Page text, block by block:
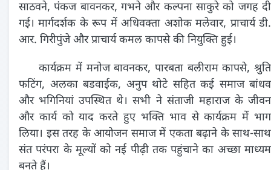
साठवने, पंकज बावनकर, गभने और कल्पना साकुरे को जगह दी
गई। मार्गदर्शक के रूप में अधिवक्ता अशोक मलेवार, प्राचार्य डी.
आर. गिरीपुंजे और प्राचार्य कमल कापसे की नियुक्ति हुई।
कार्यक्रम में मनोज बावनकर, पारबता बलीराम कापसे, श्रुति
फटिंग, अलका बडवाईक, अनुप थोटे सहित कई समाज बांधव
और भगिनियां उपस्थित थे। सभी ने संताजी महाराज के जीवन
और कार्य को याद करते हुए भक्ति भाव से कार्यक्रम में भाग
लिया। इस तरह के आयोजन समाज में एकता बढ़ाने के साथ-साथ
संत परंपरा के मूल्यों को नई पीढ़ी तक पहुंचाने का अच्छा माध्यम
बनते हैं।